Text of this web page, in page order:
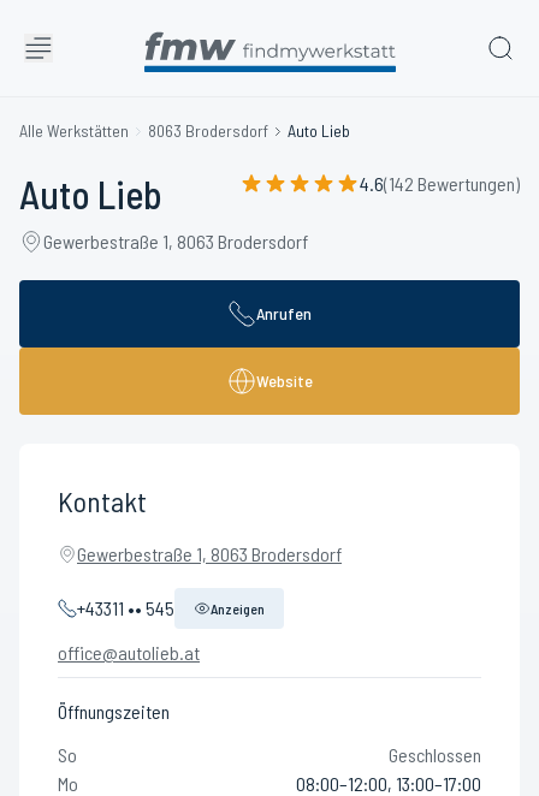
Alle Werkstätten 8063 Brodersdorf Auto Lieb
Auto Lieb 4.6(142 Bewertungen)
Gewerbestraße 1, 8063 Brodersdorf
Anrufen
Website
Kontakt
Gewerbestraße 1, 8063 Brodersdorf
+43311 •• 545 Anzeigen
office@autolieb.at
Öffnungszeiten
So
Geschlossen
Mo
08:00–12:00, 13:00–17:00